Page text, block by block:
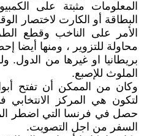
المعلومات مثبتة على
البطاقة أو الكارت لاختصار
الأمر على الناخب وقطع
محاولة للتزوير ، ومنها أيضا
بريطانيا او غيرها من الدول.
الملوث للإصبع.
وكان من الممكن أن تفتح
لتكون هي المركز
حصل في فرنسا التي اضطر
السفر من اجل التصويت.